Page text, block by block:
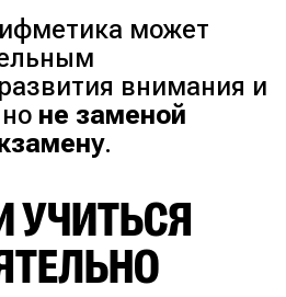
может
внимания и
не заменой
.